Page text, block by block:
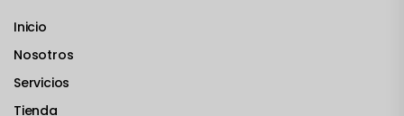
Inicio
Nosotros
Servicios
Tienda